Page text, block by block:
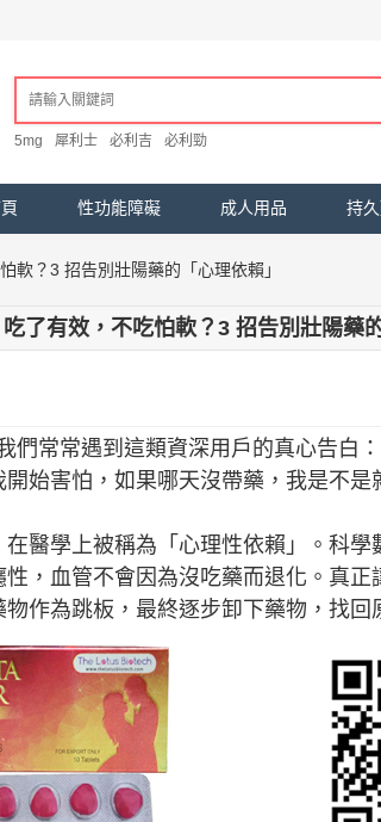
5mg 犀利士 必利吉 必利勁
性功能障礙 成人用品 持
軟？3 招告別壯陽藥的「心理依賴」
吃了有效，不吃怕軟？3 招告別壯陽藥
們常常遇到這類資深用戶的真心告白
始害怕，如果哪天沒帶藥，我是不是
醫學上被稱為「心理性依賴」。科
，血管不會因為沒吃藥而退化。真正
作為跳板，最終逐步卸下藥物，找回